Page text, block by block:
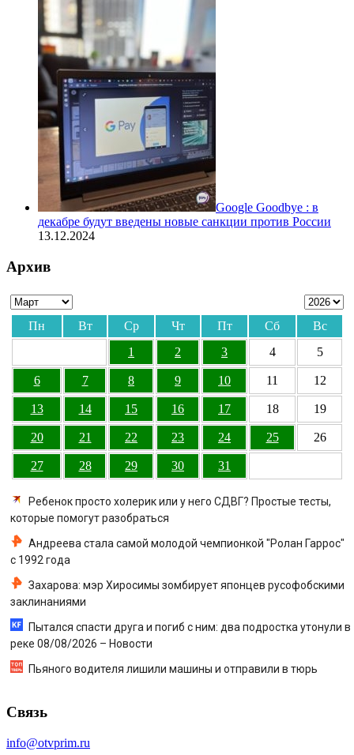
Google Goodbye : в
декабре будут введены новые санкции против России
13.12.2024
Архив
Пн Вт Ср Чт Пт Сб
Вс
1
2 3 4 5
6 7 8 9 10 11 12
13 14 15 16 17 18 19
20 21 22 23 24 25 26
27 28 29 30 31
Ребенок просто холерик или у него СДВГ? Простые тесты,
которые помогут разобраться
Андреева стала самой молодой чемпионкой "Ролан Гаррос"
с 1992 года
Захарова: мэр Хиросимы зомбирует японцев русофобскими
заклинаниями
Пытался спасти друга и погиб с ним: два подростка утонули в
реке 08/08/2026 – Новости
Пьяного водителя лишили машины и отправили в тюрь
Связь
info@otvprim.ru